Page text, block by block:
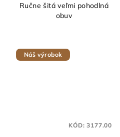
Ručne šitá veľmi pohodlná
obuv
Náš výrobok
KÓD:3177.00